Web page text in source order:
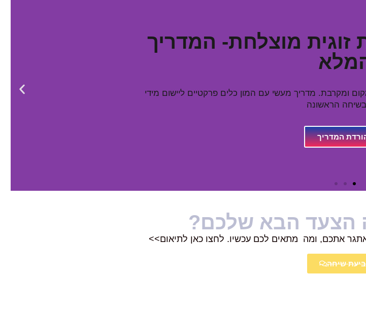
זוגית מוצלחת- המדריך
ומקרבת. מדריך מעשי עם המון כלים פרקטיים ליישום מידי
הראשונה
המדריך
הצעד הבא שלכם?
אתכם, ומה מתאים לכם עכשיו. לחצו כאן לתיאום>>
שיחה